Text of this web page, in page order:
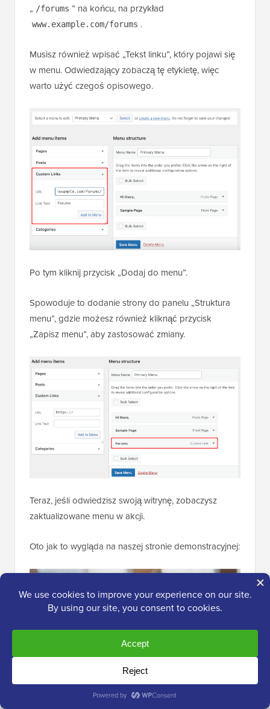
„ /forums ” na końcu, na przykład
www.example.com/forums .
Musisz również wpisać „Tekst linku”, który pojawi się
w menu. Odwiedzający zobaczą tę etykietę, więc
warto użyć czegoś opisowego.
Po tym kliknij przycisk „Dodaj do menu”.
Spowoduje to dodanie strony do panelu „Struktura
menu”, gdzie możesz również kliknąć przycisk
„Zapisz menu”, aby zastosować zmiany.
Teraz, jeśli odwiedzisz swoją witrynę, zobaczysz
zaktualizowane menu w akcji.
Oto jak to wygląda na naszej stronie demonstracyjnej: